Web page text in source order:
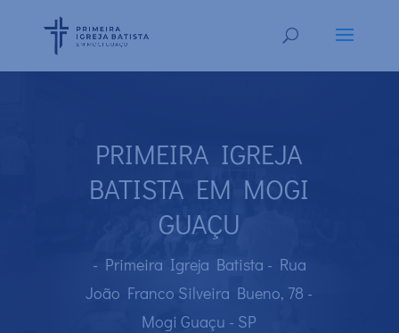
PRIMEIRA IGREJA
BATISTA EM MOGI
GUAÇU
- Primeira Igreja Batista - Rua
João Franco Silveira Bueno, 78 -
Mogi Guaçu - SP